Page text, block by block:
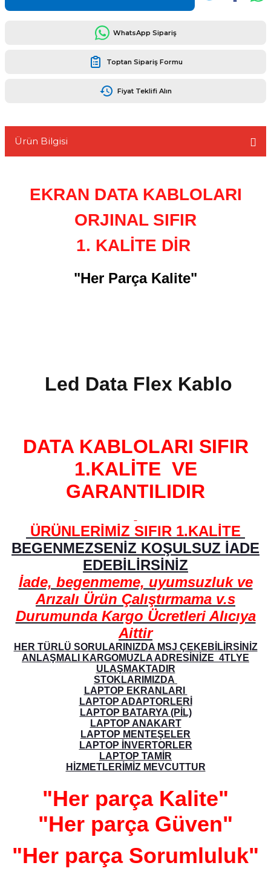
WhatsApp Sipariş
Toptan Sipariş Formu
Fiyat Teklifi Alın
Ürün Bilgisi
EKRAN DATA KABLOLARI
ORJINAL SIFIR
1. KALİTE DİR
"Her Parça Kalite"
Led Data Flex Kablo
DATA KABLOLARI SIFIR
1.KALİTE VE
GARANTILIDIR
ÜRÜNLERİMİZ SIFIR 1.KALİTE
BEGENMEZSENİZ KOŞULSUZ İADE
EDEBİLİRSİNİZ
İade, begenmeme, uyumsuzluk ve
Arızalı Ürün Çalıştırmama v.s
Durumunda Kargo Ücretleri Alıcıya
Aittir
HER TÜRLÜ SORULARINIZDA MSJ ÇEKEBİLİRSİNİZ
ANLAŞMALI KARGOMUZLA ADRESİNİZE 4TLYE
ULAŞMAKTADIR
STOKLARIMIZDA
LAPTOP EKRANLARI
LAPTOP ADAPTORLERİ
LAPTOP BATARYA (PİL)
LAPTOP ANAKART
LAPTOP MENTEŞELER
LAPTOP İNVERTORLER
LAPTOP TAMİR
HİZMETLERİMİZ MEVCUTTUR
"Her parça Kalite"
"Her parça Güven"
"Her parça Sorumluluk"